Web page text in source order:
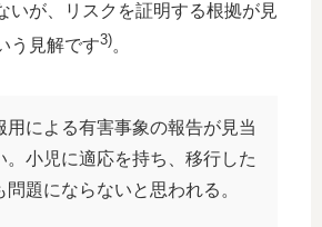
いが、リスクを証明する根拠が見
う見解です3)。
用による有害事象の報告が見当
。小児に適応を持ち、移行した
問題にならないと思われる。